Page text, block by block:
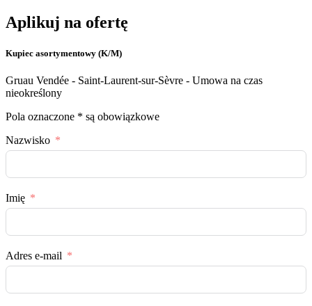
Aplikuj na ofertę
Kupiec asortymentowy (K/M)
Gruau Vendée - Saint-Laurent-sur-Sèvre - Umowa na czas
nieokreślony
Pola oznaczone * są obowiązkowe
Nazwisko
Imię
Adres e-mail